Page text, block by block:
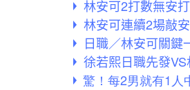
林安可2打數無安
林安可連續2場敲
日職／林安可關
徐若熙日職先發